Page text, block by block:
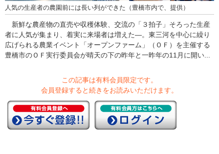
人気の生産者の農園前には長い列ができた（豊橋市内で、提供）
新鮮な農産物の直売や収穫体験、交流の「３拍子」そろった生産
者に人気が集まり、着実に来場者は増えた―。東三河を中心に繰り
広げられる農業イベント「オープンファーム」（ＯＦ）を主催する
豊橋市のＯＦ実行委員会が晴天の下の昨年と一昨年の11月に開い...
この記事は有料会員限定です。
会員登録すると続きをお読みいただけます。